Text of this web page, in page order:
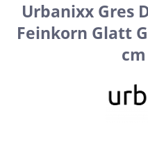
Urbanixx Gres
Feinkorn Glatt